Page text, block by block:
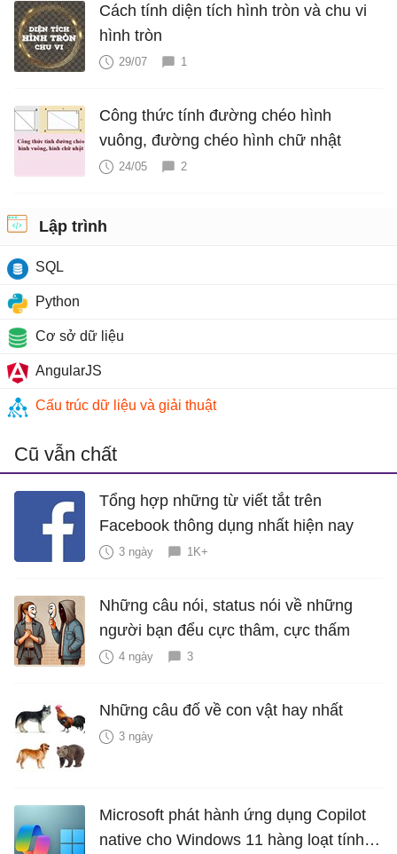
Cách tính diện tích hình tròn và chu vi
hình tròn
29/07 1
Công thức tính đường chéo hình
vuông, đường chéo hình chữ nhật
24/05 2
Lập trình
SQL
Python
Cơ sở dữ liệu
AngularJS
Cấu trúc dữ liệu và giải thuật
Cũ vẫn chất
Tổng hợp những từ viết tắt trên
Facebook thông dụng nhất hiện nay
3 ngày 1K+
Những câu nói, status nói về những
người bạn đểu cực thâm, cực thấm
4 ngày 3
Những câu đố về con vật hay nhất
3 ngày
Microsoft phát hành ứng dụng Copilot
native cho Windows 11 hàng loạt tính